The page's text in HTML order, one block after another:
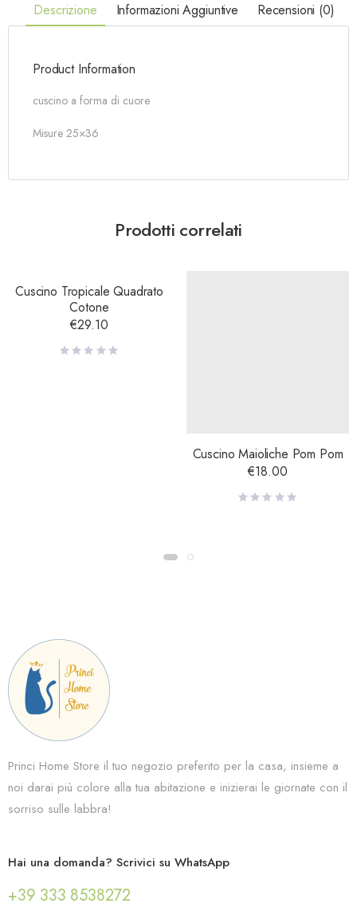
Descrizione Informazioni Aggiuntive Recensioni (0)
Product Information
cuscino a forma di cuore
Misure 25×36
Prodotti correlati
Cuscino Tropicale Quadrato
Cotone
€29.10
Cuscino Maioliche Pom Pom
€18.00
Princi Home Store il tuo negozio preferito per la casa, insieme a
noi darai più colore alla tua abitazione e inizierai le giornate con il
sorriso sulle labbra!
Hai una domanda? Scrivici su WhatsApp
+39 333 8538272